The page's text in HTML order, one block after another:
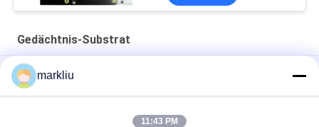
Gedächtnis-Substrat
FMC NAND/Flash-Speicher-Substrat-BT/FR4 Material 70um
für codierte Karten
markliu
11:43 PM